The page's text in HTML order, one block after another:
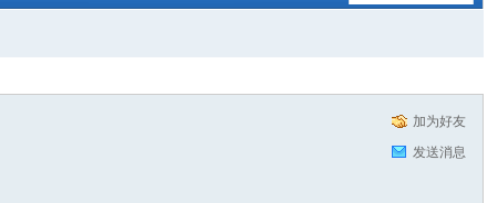
加为好友
发送消息